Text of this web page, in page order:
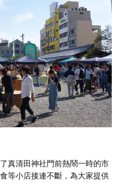
真清田神社門前熱鬧一時的市
等小店接連不斷，為大家提供